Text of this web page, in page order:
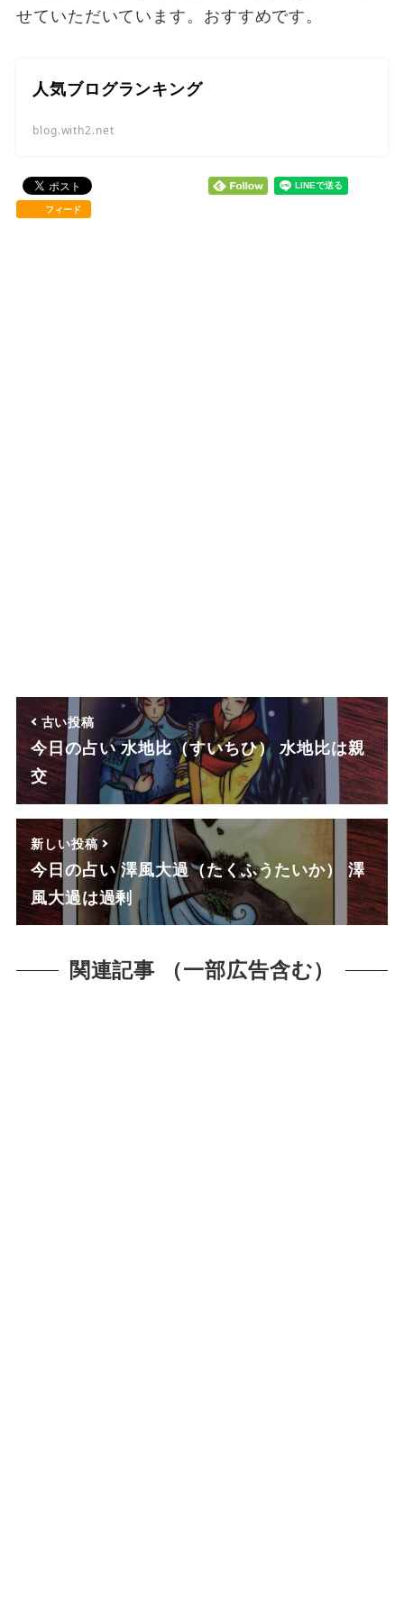
せていただいています。おすすめです。
人気ブログランキング
blog.with2.net
フィード
古い投稿
今日の占い 水地比（すいちひ） 水地比は親
交
新しい投稿
今日の占い 澤風大過（たくふうたいか） 澤
風大過は過剰
関連記事 （一部広告含む）